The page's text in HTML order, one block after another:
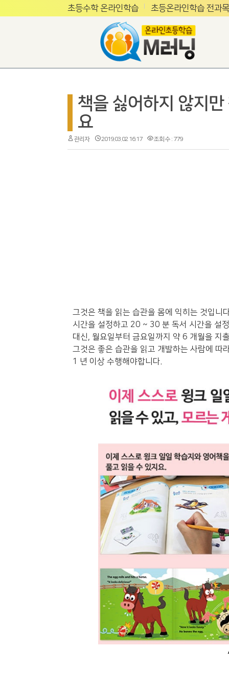
초등수학 온라인학습 초등온라인학습 전과목
책을 싫어하지 않지
요
관리자 2019.03.02 16:17 조회 수 : 779
그것은 책을 읽는 습관을 몸에 익히는 것입니
시간을 설정하고 20 ~ 30 분 독서 시간을 설
대신, 월요일부터 금요일까지 약 6 개월을 지
그것은 좋은 습관을 읽고 개발하는 사람에 따
1 년 이상 수행해야합니다.